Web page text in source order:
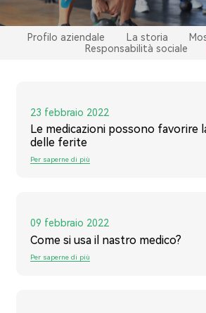
Profilo aziendale La storia
Responsabilità sociale
23 febbraio 2022
Le medicazioni possono favorire
delle ferite
Per saperne di più
09 febbraio 2022
Come si usa il nastro medico?
Per saperne di più